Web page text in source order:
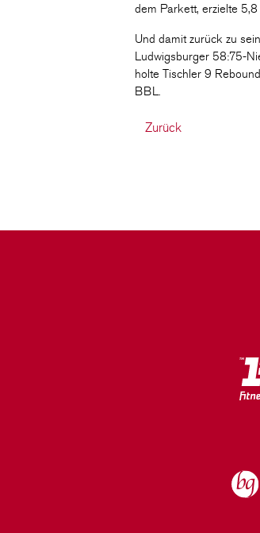
dem Parkett, erzielte
Und damit zurück zu
Ludwigsburger 58:75-
holte Tischler 9
BBL.
Zurück